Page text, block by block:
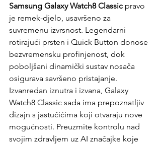
Samsung Galaxy Watch8 Classic pravo
je remek-djelo, usavršeno za
suvremenu izvrsnost. Legendarni
rotirajući prsten i Quick Button donose
bezvremensku profinjenost, dok
poboljšani dinamički sustav nosača
osigurava savršeno pristajanje.
Izvanredan iznutra i izvana, Galaxy
Watch8 Classic sada ima prepoznatljiv
dizajn s jastučićima koji otvaraju nove
mogućnosti. Preuzmite kontrolu nad
svojim zdravljem uz AI značajke koje